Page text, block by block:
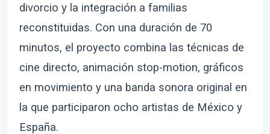
divorcio y la integración a familias
reconstituidas. Con una duración de 70
minutos, el proyecto combina las técnicas de
cine directo, animación stop-motion, gráficos
en movimiento y una banda sonora original en
la que participaron ocho artistas de México y
España.